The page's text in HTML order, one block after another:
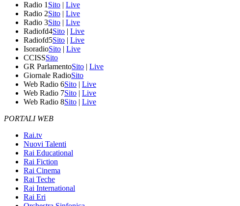
Radio 1 Sito | Live
Radio 2Sito | Live
Radio 3Sito | Live
Radiofd4Sito | Live
Radiofd5Sito | Live
IsoradioSito | Live
CCISSSito
GR ParlamentoSito | Live
Giornale RadioSito
Web Radio 6Sito | Live
Web Radio 7Sito | Live
Web Radio 8Sito | Live
PORTALI WEB
Rai.tv
Nuovi Talenti
Rai Educational
Rai Fiction
Rai Cinema
Rai Teche
Rai International
Rai Eri